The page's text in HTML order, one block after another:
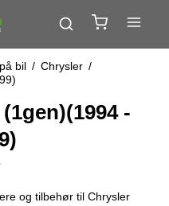
bil / Chrysler /
-
og tilbehør til Chrysler